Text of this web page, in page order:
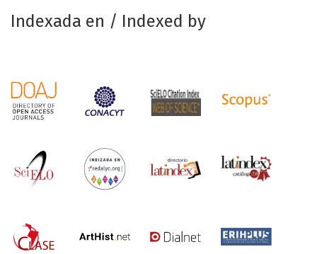
Indexada en / Indexed by